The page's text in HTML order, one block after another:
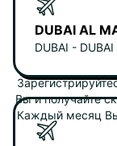
DUBAI AL
DUBAI - DUBAI
Вы и получайте
Каждый месяц Вы